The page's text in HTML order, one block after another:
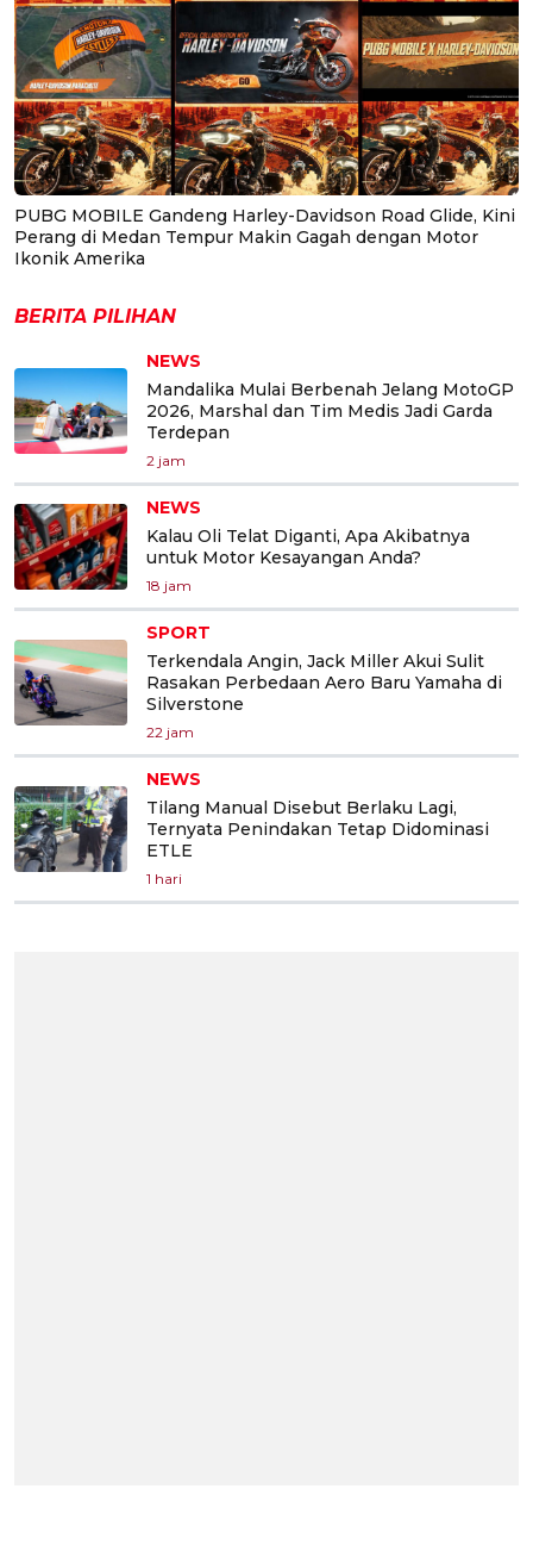
PUBG MOBILE Gandeng Harley-Davidson Road Glide, Kini
Perang di Medan Tempur Makin Gagah dengan Motor
Ikonik Amerika
BERITA PILIHAN
NEWS
Mandalika Mulai Berbenah Jelang MotoGP
2026, Marshal dan Tim Medis Jadi Garda
Terdepan
2 jam
NEWS
Kalau Oli Telat Diganti, Apa Akibatnya
untuk Motor Kesayangan Anda?
18 jam
SPORT
Terkendala Angin, Jack Miller Akui Sulit
Rasakan Perbedaan Aero Baru Yamaha di
Silverstone
22 jam
NEWS
Tilang Manual Disebut Berlaku Lagi,
Ternyata Penindakan Tetap Didominasi
ETLE
1 hari